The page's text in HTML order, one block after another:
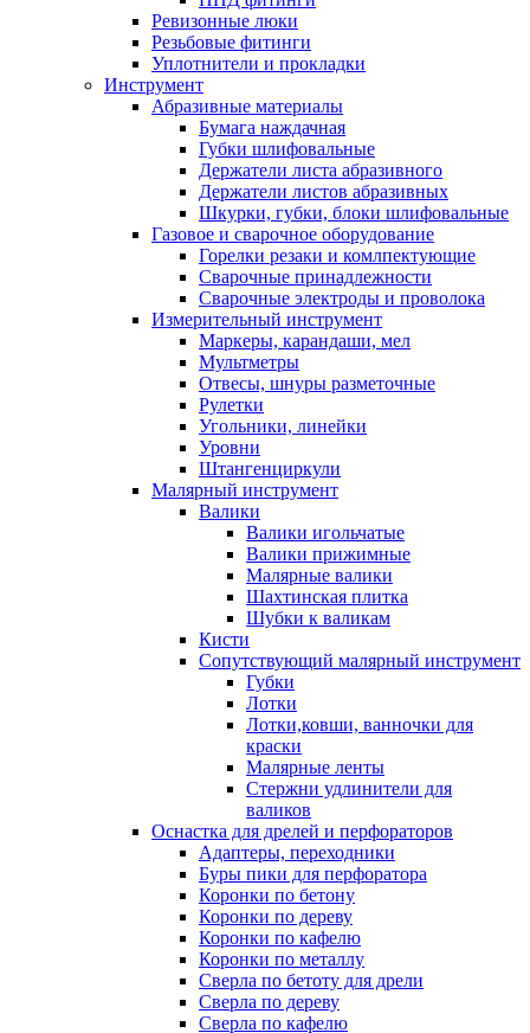
Ревизонные люки
Резьбовые фитинги
Уплотнители и прокладки
Инструмент
Абразивные материалы
Бумага наждачная
Губки шлифовальные
Держатели листа абразивного
Держатели листов абразивных
Шкурки, губки, блоки шлифовальные
Газовое и сварочное оборудование
Горелки резаки и комлпектующие
Сварочные принадлежности
Сварочные электроды и проволока
Измерительный инструмент
Маркеры, карандаши, мел
Мультметры
Отвесы, шнуры разметочные
Рулетки
Угольники, линейки
Уровни
Штангенциркули
Малярный инструмент
Валики
Валики игольчатые
Валики прижимные
Малярные валики
Шахтинская плитка
Шубки к валикам
Кисти
Сопутствующий малярный инструмент
Губки
Лотки
Лотки,ковши, ванночки для
краски
Малярные ленты
Стержни удлинители для
валиков
Оснастка для дрелей и перфораторов
Адаптеры, переходники
Буры пики для перфоратора
Коронки по бетону
Коронки по дереву
Коронки по кафелю
Коронки по металлу
Сверла по бетоту для дрели
Сверла по дереву
Сверла по кафелю